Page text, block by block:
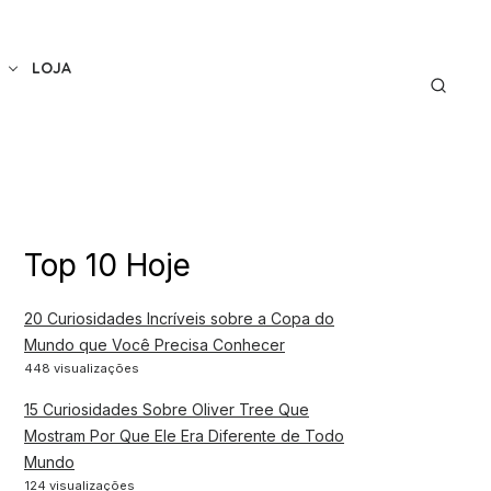
LOJA
Top 10 Hoje
20 Curiosidades Incríveis sobre a Copa do
Mundo que Você Precisa Conhecer
448 visualizações
15 Curiosidades Sobre Oliver Tree Que
Mostram Por Que Ele Era Diferente de Todo
Mundo
124 visualizações